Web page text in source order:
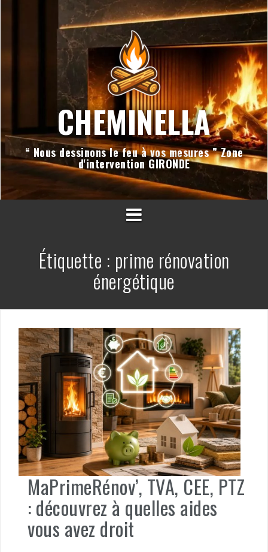
CHEMINELLA
“ Nous dessinons le feu à vos mesures ” Zone
d'intervention GIRONDE
Étiquette : prime rénovation
énergétique
MaPrimeRénov’, TVA, CEE, PTZ
: découvrez à quelles aides
vous avez droit